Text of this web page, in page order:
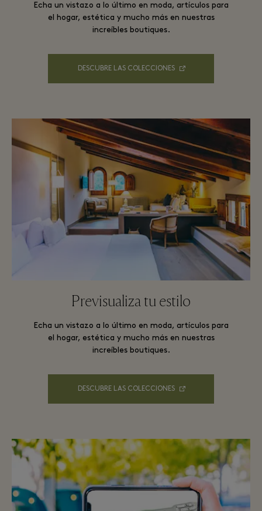
Echa un vistazo a lo último en moda, artículos para
el hogar, estética y mucho más en nuestras
increíbles boutiques.
DESCUBRE LAS COLECCIONES
Previsualiza tu estilo
Echa un vistazo a lo último en moda, artículos para
el hogar, estética y mucho más en nuestras
increíbles boutiques.
DESCUBRE LAS COLECCIONES